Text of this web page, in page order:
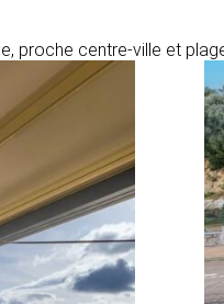
proche centre-ville et